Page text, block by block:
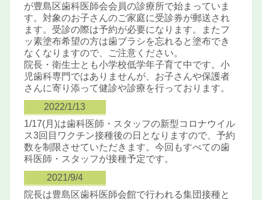
が豊島区歯科医師会会員の診療所で始まっていま
す。対象のお子さんのご家庭に受診券が郵送され
ます。受診の際は予約が必要になります。またフ
ッ素塗布希望の方は歯ブラシを忘れると塗布でき
なくなりますので、ご注意ください。
院長・衛生士とも小学校低学年子育て中です。小
児歯科専門ではありませんが、お子さんや保護者
さんに寄り添って健診や診療を行っております。
2022/1/13
1/17(月)は歯科医師・スタッフの新型コロナウイル
ス3回目ワクチン接種後の日となりますので、予約
数を制限させていただきます。今回もすべての歯
科医師・スタッフが接種予定です。
2021/9/4
院長は豊島区歯科医師会館で行われる集団接種と